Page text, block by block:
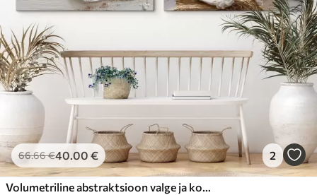
66.66€40.00 € 2
Volumetriline abstraktsioon valge ja kollase joonega